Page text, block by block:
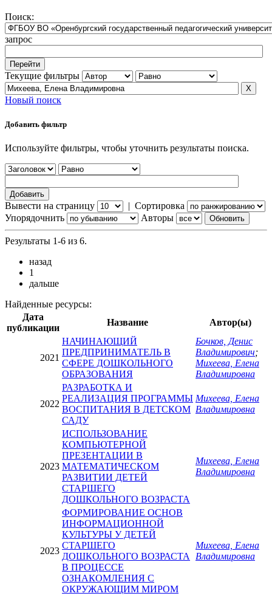
Поиск:
запрос
Текущие фильтры
Новый поиск
Добавить фильтр
Используйте фильтры, чтобы уточнить результаты поиска.
Вывести на страницу | Сортировка
Упорядочнить
Авторы
Результаты 1-6 из 6.
назад
1
дальше
Найденные ресурсы:
Дата
публикации
Название Автор(ы)
2021
НАЧИНАЮЩИЙ
ПРЕДПРИНИМАТЕЛЬ В
СФЕРЕ ДОШКОЛЬНОГО
ОБРАЗОВАНИЯ
Бочков, Денис
Владимирович;
Михеева, Елена
Владимировна
2022
РАЗРАБОТКА И
РЕАЛИЗАЦИЯ ПРОГРАММЫ
ВОСПИТАНИЯ В ДЕТСКОМ
САДУ
Михеева, Елена
Владимировна
2023
ИСПОЛЬЗОВАНИЕ
КОМПЬЮТЕРНОЙ
ПРЕЗЕНТАЦИИ В
МАТЕМАТИЧЕСКОМ
РАЗВИТИИ ДЕТЕЙ
СТАРШЕГО
ДОШКОЛЬНОГО ВОЗРАСТА
Михеева, Елена
Владимировна
2023
ФОРМИРОВАНИЕ ОСНОВ
ИНФОРМАЦИОННОЙ
КУЛЬТУРЫ У ДЕТЕЙ
СТАРШЕГО
ДОШКОЛЬНОГО ВОЗРАСТА
В ПРОЦЕССЕ
ОЗНАКОМЛЕНИЯ С
ОКРУЖАЮЩИМ МИРОМ
Михеева, Елена
Владимировна